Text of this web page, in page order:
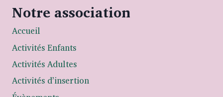
Notre association
Accueil
Activités Enfants
Activités Adultes
Activités d’insertion